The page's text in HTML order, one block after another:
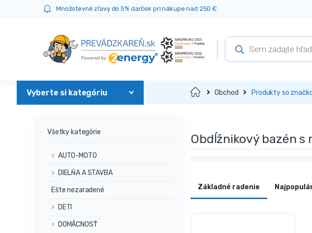
Množstevné zľavy do 5% darček pri nákupe nad 250 €
Products
search
Domov Obchod Produkty so
Obdĺžnikový bazén s
Základné radenie
Všetky kategórie
AUTO-MOTO
DIELŇA A STAVBA
Ešte nezaradené
DETI
DOMÁCNOSŤ